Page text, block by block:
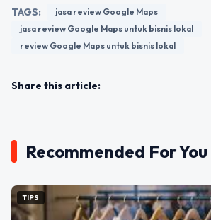
TAGS:
jasa review Google Maps
jasa review Google Maps untuk bisnis lokal
review Google Maps untuk bisnis lokal
Share this article:
Recommended For You
TIPS